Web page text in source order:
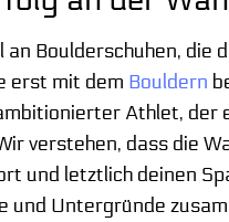
Boulderschuhen, die
erst mit dem Bouldern
Athlet,
verstehen, dass die
und letztlich deinen
und Untergründe